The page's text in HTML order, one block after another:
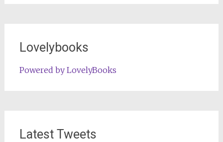
Lovelybooks
Powered by LovelyBooks
Latest Tweets